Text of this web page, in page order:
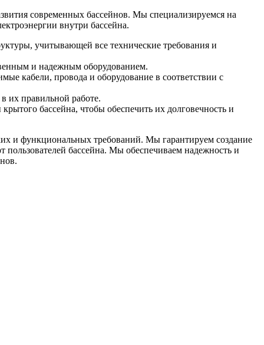
современных бассейнов. Мы специализируемся на
внутри бассейна.
учитывающей все технические требования и
и надежным оборудованием.
кабели, провода и оборудование в соответствии с
их правильной работе.
бассейна, чтобы обеспечить их долговечность и
и функциональных требований. Мы гарантируем создание
пользователей бассейна. Мы обеспечиваем надежность и